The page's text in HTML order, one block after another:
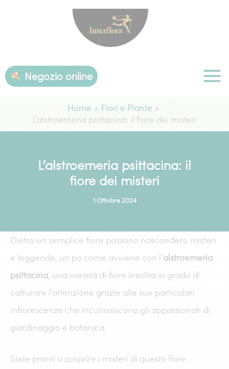
Negozio online
Home
Fiori e Piante
L’alstroemeria psittacina: il fiore dei misteri
L’alstroemeria psittacina: il
fiore dei misteri
1 Ottobre 2024
Dietro un semplice fiore possono nascondersi misteri
e leggende, un po come avviene con l’alstroemeria
psittacina, una varietà di fiore insolita in grado di
catturare l’attenzione grazie alle sue particolari
infiorescenze che incuriosiscono gli appassionati di
giardinaggio e botanica.
Siete pronti a scoprire i misteri di questo fiore